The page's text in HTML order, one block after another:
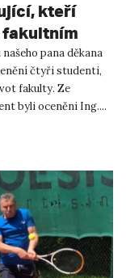
kteří
fakultním
pana děkana
čtyři studenti,
fakulty. Ze
byli oceněni Ing....